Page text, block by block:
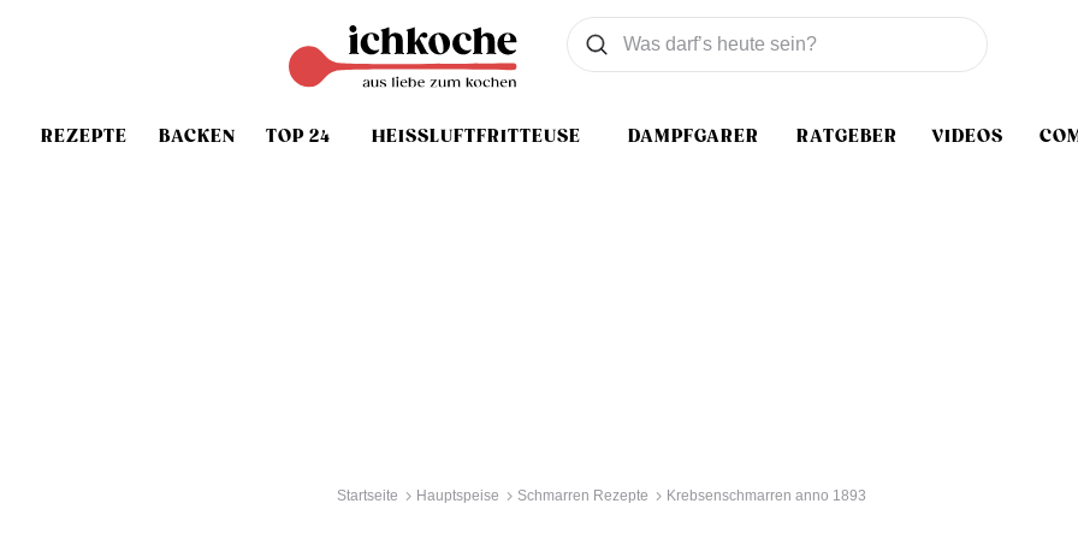
REZEPTE BACKEN TOP 24 HEISSLUFTFRITTEUSE DAMPFGARER RATGEBER VIDEOS
Was wollen Sie suchen
Suchen
Startseite Hauptspeise Schmarren Rezepte Krebsenschmarren anno 1893